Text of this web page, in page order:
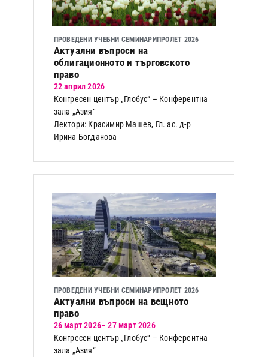
ПРОВЕДЕНИ УЧЕБНИ СЕМИНАРИПРОЛЕТ 2026
Актуални въпроси на
облигационното и търговското
право
22 април 2026
Конгресен център „Глобус“ – Конферентна
зала „Азия“
Лектори: Красимир Машев, Гл. ас. д-р
Ирина Богданова
ПРОВЕДЕНИ УЧЕБНИ СЕМИНАРИПРОЛЕТ 2026
Актуални въпроси на вещното
право
26 март 2026– 27 март 2026
Конгресен център „Глобус“ – Конферентна
зала „Азия“